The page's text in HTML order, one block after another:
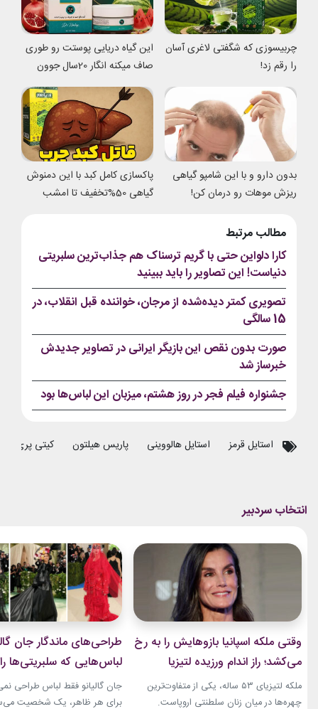
چربیسوزی که شگفتی لاغری آسان
را رقم زد!
این گیاه دریایی پوستت رو طوری
صاف میکنه انگار 20سال جوون
شدی
بدون دارو و با این شامپو گیاهی
ریزش موهات رو درمان کن!
پاکسازی کامل کبد با این دمنوش
گیاهی 50%تخفیف تا امشب
مطالب مرتبط
کارا دلواین حتی با گریم ترسناک هم جذاب‌ترین سلبریتی
دنیاست! این تصاویر را باید ببینید
تصویری کمتر دیده‌شده از مرجان، خواننده قبل انقلاب، در
15 سالگی
صورت بدون نقص این بازیگر ایرانی در تصاویر جدیدش
خبرساز شد
جشنواره فیلم فجر در روز هشتم، میزبان این لباس‌ها بود
استایل قرمز استایل هالووینی پاریس هیلتون کیتی پری
وقتی ملکه اسپانیا بازوهایش را به رخ
می‌کشد؛ راز اندام ورزیده لتیزیا
چیست؟
ملکه لتیزیای ۵۳ ساله، یکی از متفاوت‌ترین
چهره‌ها در میان زنان سلطنتی اروپاست.
طراحی‌های ماندگار جان
لباس‌هایی که سلبریتی‌ها
مد بردند
جان گالیانو فقط لباس طراحی
برای هر ظاهر، یک شخصیت